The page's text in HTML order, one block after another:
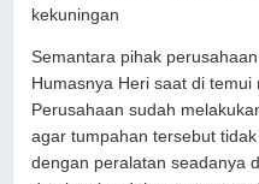
kekuningan
Semantara pihak
Humasnya Heri saat di
Perusahaan sudah
agar tumpahan tersebut
dengan peralatan seadanya